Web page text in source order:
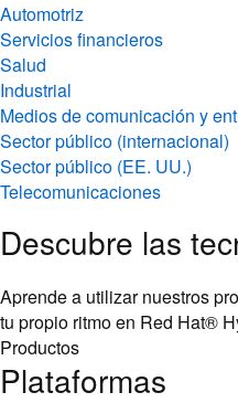
Automotriz
Servicios financieros
Salud
Industrial
Medios de comunicación y
Sector público (internacional)
Sector público (EE. UU.)
Telecomunicaciones
Descubre las
Aprende a utilizar nuestros
tu propio ritmo en Red Hat®
Productos
Plataformas